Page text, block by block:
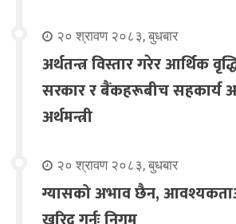
२० श्रावण २०८३, बुधबार
अर्थतन्त्र विस्तार गरेर आर्थिक
सरकार र बैंकहरूबीच सहकार्य
अर्थमन्त्री
२० श्रावण २०८३, बुधबार
ग्यासको अभाव छैन,